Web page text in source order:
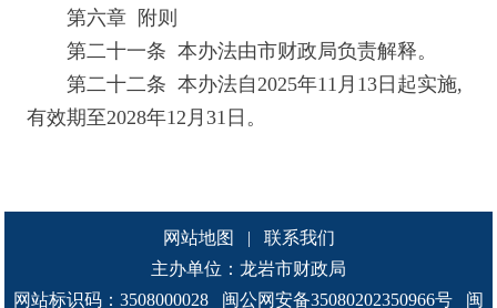
第六章 附则
第二十一条 本办法由市财政局负责解释。
第二十二条 本办法自2025年11月13日起实施,
有效期至2028年12月31日。
网站地图 |
联系我们
主办单位：龙岩市财政局
网站标识码：3508000028
闽公网安备35080202350966号 闽